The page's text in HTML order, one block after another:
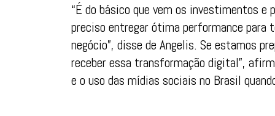
“É do básico que vem os investimentos
preciso entregar ótima performance para
negócio”, disse de Angelis. Se estamos
receber essa transformação digital”,
e o uso das mídias sociais no Brasil